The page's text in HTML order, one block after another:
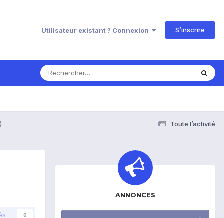
Utilisateur existant ? Connexion S’inscrire
Toute l’activité
0
ANNONCES